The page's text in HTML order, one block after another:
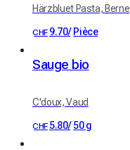
Härzbluet Pasta, Berne
CHF 9.70/ Pièce
Sauge bio
C'doux, Vaud
CHF 5.80/ 50 g